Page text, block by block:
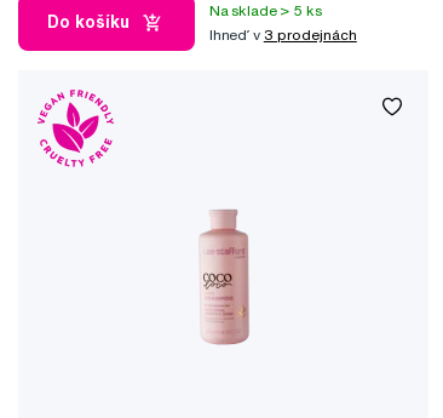
Do košíku
Na sklade > 5 ks
Ihneď v 3 prodejnách